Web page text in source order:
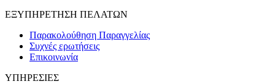
ΕΞΥΠΗΡΕΤΗΣΗ ΠΕΛΑΤΩΝ
Παρακολούθηση Παραγγελίας
Συχνές ερωτήσεις
Επικοινωνία
ΥΠΗΡΕΣΙΕΣ